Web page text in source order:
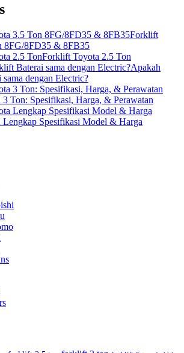
Forklift
8FG/8FD35 & 8FB35
Forklift Toyota 2.5 Ton
Apakah
dengan Electric?
Ton: Spesifikasi, Harga, & Perawatan
Spesifikasi Model & Harga